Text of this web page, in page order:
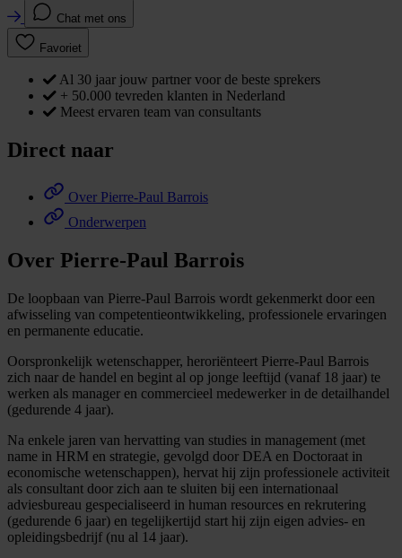
Chat met ons
Favoriet
Al 30 jaar jouw partner voor de beste sprekers
+ 50.000 tevreden klanten in Nederland
Meest ervaren team van consultants
Direct naar
Over Pierre-Paul Barrois
Onderwerpen
Over Pierre-Paul Barrois
De loopbaan van Pierre-Paul Barrois wordt gekenmerkt door een
afwisseling van competentieontwikkeling, professionele ervaringen
en permanente educatie.
Oorspronkelijk wetenschapper, heroriënteert Pierre-Paul Barrois
zich naar de handel en begint al op jonge leeftijd (vanaf 18 jaar) te
werken als manager en commercieel medewerker in de detailhandel
(gedurende 4 jaar).
Na enkele jaren van hervatting van studies in management (met
name in HRM en strategie, gevolgd door DEA en Doctoraat in
economische wetenschappen), hervat hij zijn professionele activiteit
als consultant door zich aan te sluiten bij een internationaal
adviesbureau gespecialiseerd in human resources en rekrutering
(gedurende 6 jaar) en tegelijkertijd start hij zijn eigen advies- en
opleidingsbedrijf (nu al 14 jaar).